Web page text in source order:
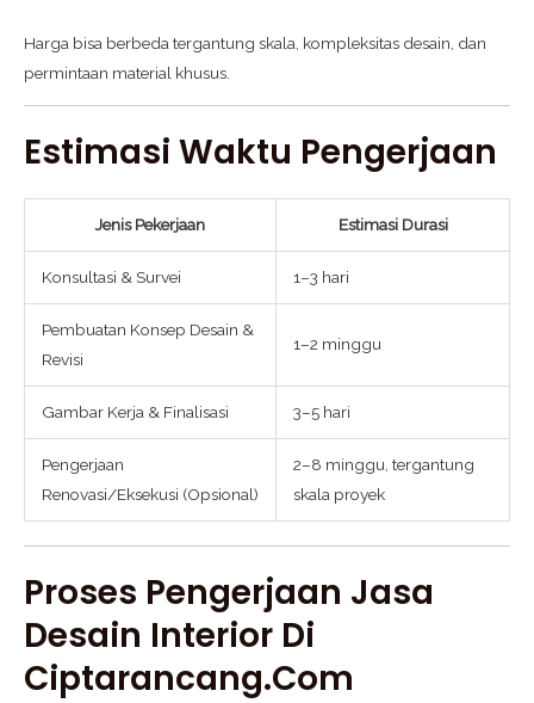
Harga bisa berbeda tergantung skala, kompleksitas desain, dan
permintaan material khusus.
Estimasi Waktu Pengerjaan
Jenis Pekerjaan Estimasi Durasi
Konsultasi & Survei 1–3 hari
Pembuatan Konsep Desain &
Revisi
1–2 minggu
Gambar Kerja & Finalisasi 3–5 hari
Pengerjaan
Renovasi/Eksekusi (Opsional)
2–8 minggu, tergantung
skala proyek
Proses Pengerjaan Jasa
Desain Interior Di
Ciptarancang.com